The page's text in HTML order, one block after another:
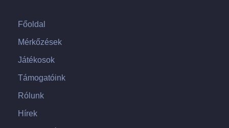
Főoldal
Mérkőzések
Játékosok
Támogatóink
Rólunk
Hírek